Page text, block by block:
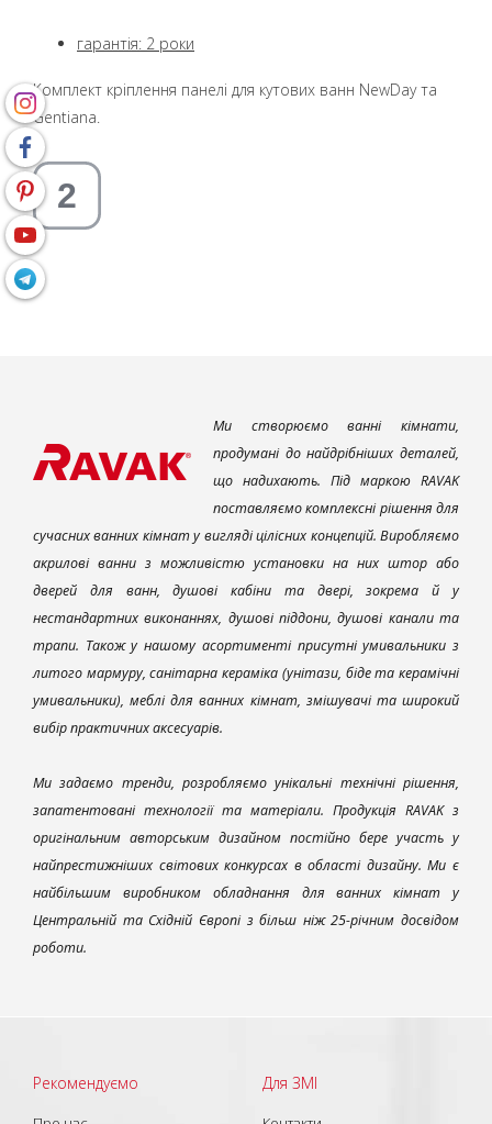
гарантія: 2 роки
Комплект кріплення панелі для кутових ванн NewDay та
Gentiana.
Ми створюємо ванні кімнати,
продумані до найдрібніших деталей,
що надихають. Під маркою RAVAK
поставляємо комплексні рішення для
сучасних ванних кімнат у вигляді цілісних концепцій. Виробляємо
акрилові ванни з можливістю установки на них штор або
дверей для ванн, душові кабіни та двері, зокрема й у
нестандартних виконаннях, душові піддони, душові канали та
трапи. Також у нашому асортименті присутні умивальники з
литого мармуру, санітарна кераміка (унітази, біде та керамічні
умивальники), меблі для ванних кімнат, змішувачі та широкий
вибір практичних аксесуарів.
Ми задаємо тренди, розробляємо унікальні технічні рішення,
запатентовані технології та матеріали. Продукція RAVAK з
оригінальним авторським дизайном постійно бере участь у
найпрестижніших світових конкурсах в області дизайну. Ми є
найбільшим виробником обладнання для ванних кімнат у
Центральній та Східній Європі з більш ніж 25-річним досвідом
роботи.
Рекомендуємо Для ЗМІ